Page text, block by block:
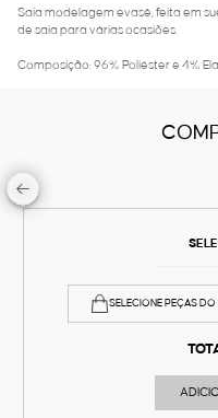
Saia modelagem evasê, feita em
de saia para várias ocasiões.
Composição: 96% Poliéster e 4%
SELECIONE PEÇAS